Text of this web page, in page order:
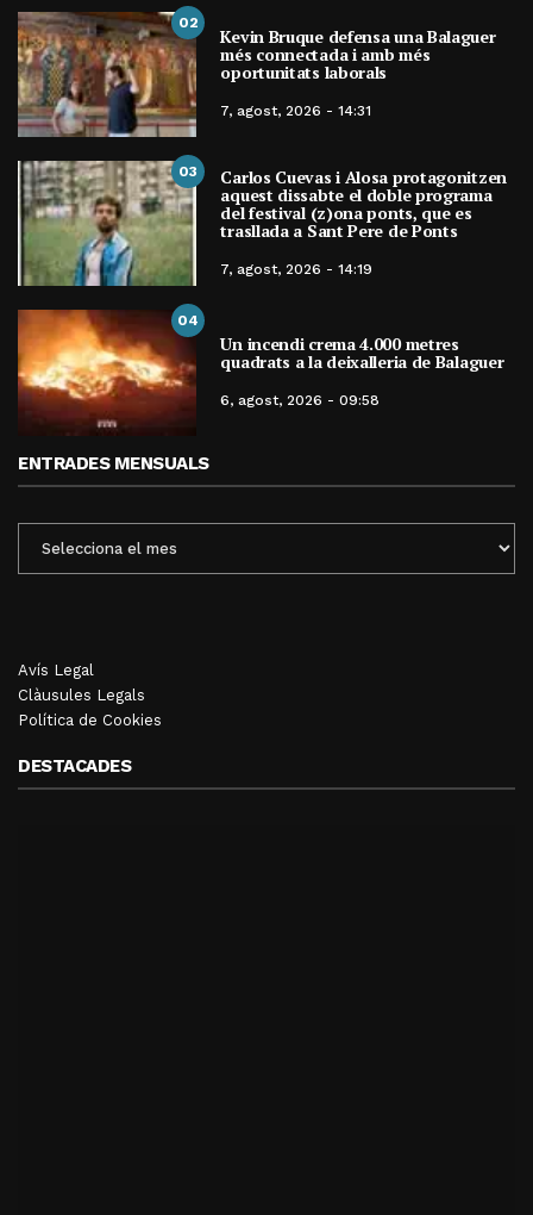
02
Kevin Bruque defensa una Balaguer
més connectada i amb més
oportunitats laborals
7, agost, 2026 - 14:31
03 Carlos Cuevas i Alosa protagonitzen
aquest dissabte el doble programa
del festival (z)ona ponts, que es
trasllada a Sant Pere de Ponts
7, agost, 2026 - 14:19
04
Un incendi crema 4.000 metres
quadrats a la deixalleria de Balaguer
6, agost, 2026 - 09:58
ENTRADES MENSUALS
MENSUALS
Avís Legal
Clàusules Legals
Política de Cookies
DESTACADES